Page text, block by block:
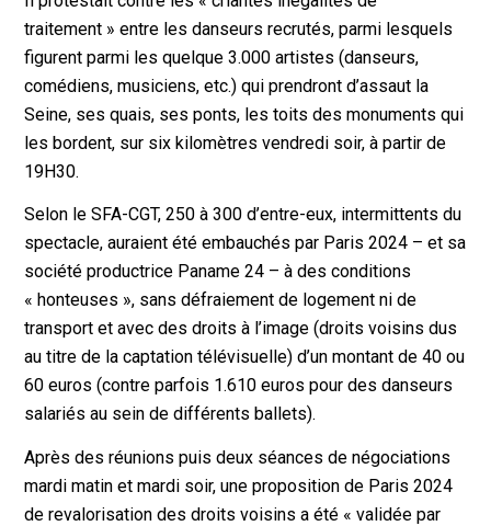
traitement » entre les danseurs recrutés, parmi lesquels
figurent parmi les quelque 3.000 artistes (danseurs,
comédiens, musiciens, etc.) qui prendront d’assaut la
Seine, ses quais, ses ponts, les toits des monuments qui
les bordent, sur six kilomètres vendredi soir, à partir de
19H30.
Selon le SFA-CGT, 250 à 300 d’entre-eux, intermittents du
spectacle, auraient été embauchés par Paris 2024 – et sa
société productrice Paname 24 – à des conditions
« honteuses », sans défraiement de logement ni de
transport et avec des droits à l’image (droits voisins dus
au titre de la captation télévisuelle) d’un montant de 40 ou
60 euros (contre parfois 1.610 euros pour des danseurs
salariés au sein de différents ballets).
Après des réunions puis deux séances de négociations
mardi matin et mardi soir, une proposition de Paris 2024
de revalorisation des droits voisins a été « validée par